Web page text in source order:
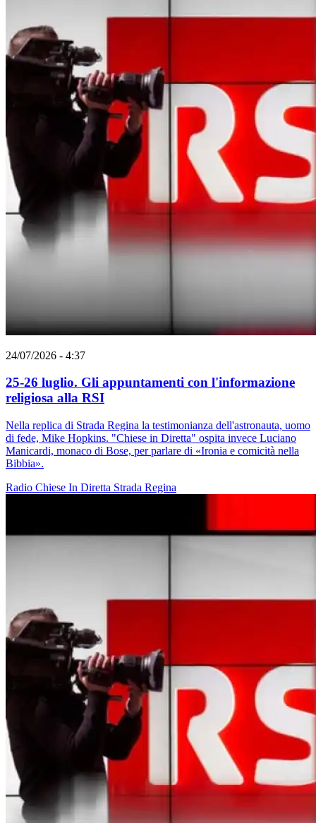
24/07/2026 - 4:37
25-26 luglio. Gli appuntamenti con l'informazione
religiosa alla RSI
Nella replica di Strada Regina la testimonianza dell'astronauta, uomo
di fede, Mike Hopkins. "Chiese in Diretta" ospita invece Luciano
Manicardi, monaco di Bose, per parlare di «Ironia e comicità nella
Bibbia».
Radio Chiese In Diretta Strada Regina